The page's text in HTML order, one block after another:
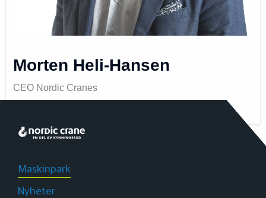
Morten Heli-Hansen
CEO Nordic Cranes
Maskinpark
Nyheter